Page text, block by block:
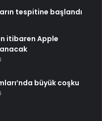
tespitine başlandı
itibaren Apple
büyük coşku